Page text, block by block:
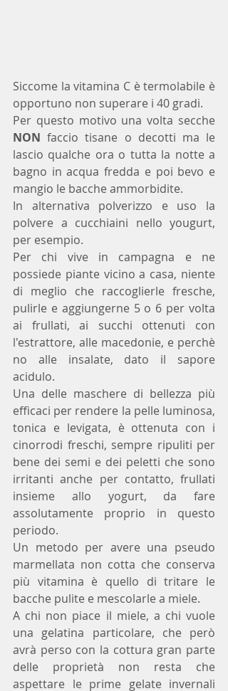
Siccome la vitamina C è termolabile è
opportuno non superare i 40 gradi.
NON faccio tisane o decotti ma le
lascio qualche ora o tutta la notte a
bagno in acqua fredda e poi bevo e
mangio le bacche ammorbidite.
In alternativa polverizzo e uso la
polvere a cucchiaini nello yougurt,
per esempio.
Per chi vive in campagna e ne
possiede piante vicino a casa, niente
di meglio che raccoglierle fresche,
pulirle e aggiungerne 5 o 6 per volta
ai frullati, ai succhi ottenuti con
l'estrattore, alle macedonie, e perchè
no alle insalate, dato il sapore
acidulo.
Una delle maschere di bellezza più
efficaci per rendere la pelle luminosa,
tonica e levigata, è ottenuta con i
cinorrodi freschi, sempre ripuliti per
bene dei semi e dei peletti che sono
irritanti anche per contatto, frullati
insieme allo yogurt, da fare
assolutamente proprio in questo
periodo.
Un metodo per avere una pseudo
marmellata non cotta che conserva
più vitamina è quello di tritare le
bacche pulite e mescolarle a miele.
A chi non piace il miele, a chi vuole
una gelatina particolare, che però
avrà perso con la cottura gran parte
delle proprietà non resta che
aspettare le prime gelate invernali